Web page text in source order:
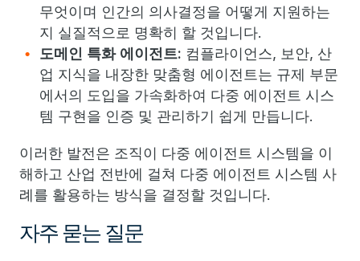
무엇이며 인간의 의사결정을 어떻게 지원하는
지 실질적으로 명확히 할 것입니다.
도메인 특화 에이전트: 컴플라이언스, 보안, 산
업 지식을 내장한 맞춤형 에이전트는 규제 부문
에서의 도입을 가속화하여 다중 에이전트 시스
템 구현을 인증 및 관리하기 쉽게 만듭니다.
이러한 발전은 조직이 다중 에이전트 시스템을 이
해하고 산업 전반에 걸쳐 다중 에이전트 시스템 사
례를 활용하는 방식을 결정할 것입니다.
자주 묻는 질문